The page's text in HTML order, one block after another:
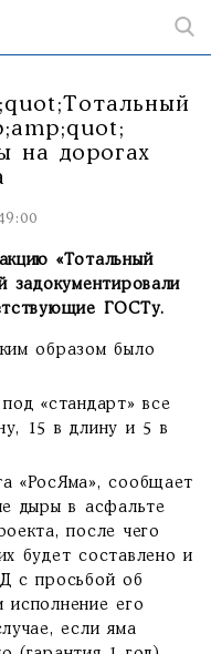
на дорогах
«Тотальный
задокументировали
ГОСТу.
образом было
«стандарт» все
15 в длину и 5 в
«РосЯма», сообщает
дыры в асфальте
после чего
будет составлено и
с просьбой об
исполнение его
если яма